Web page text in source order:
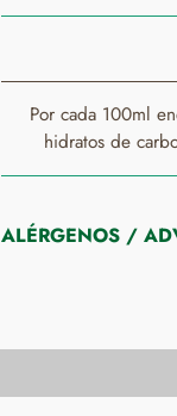
Por cada 100ml
hidratos de
ALÉRGENOS /